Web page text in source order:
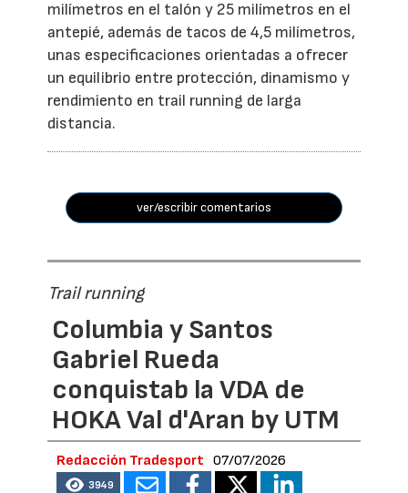
milímetros en el talón y 25 milímetros en el
antepié, además de tacos de 4,5 milímetros,
unas especificaciones orientadas a ofrecer
un equilibrio entre protección, dinamismo y
rendimiento en trail running de larga
distancia.
ver/escribir comentarios
Trail running
Columbia y Santos
Gabriel Rueda
conquistab la VDA de
HOKA Val d'Aran by UTM
Redacción Tradesport 07/07/2026
3949